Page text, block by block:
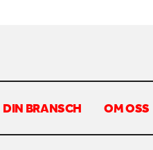
DIN BRANSCH OM OSS